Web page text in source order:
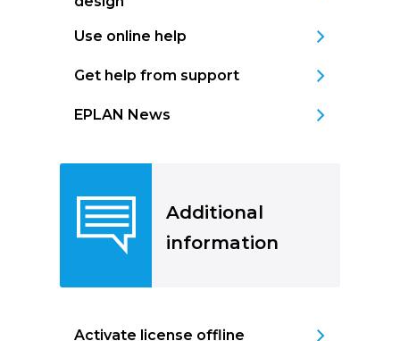
Use online help
Get help from support
EPLAN News
Additional
information
Activate license offline